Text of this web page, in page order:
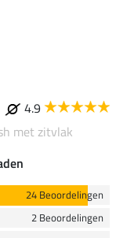
4.9
met zitvlak
24 Beoordelingen
2 Beoordelingen